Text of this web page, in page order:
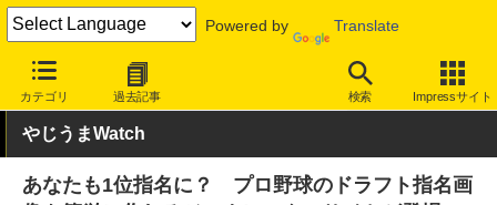
Powered by Translate
カテゴリ 過去記事 検索 Impressサイト
INTERNET Watch トピック
やじうまWatch
あなたも1位指名に？ プロ野球のドラフト指名画